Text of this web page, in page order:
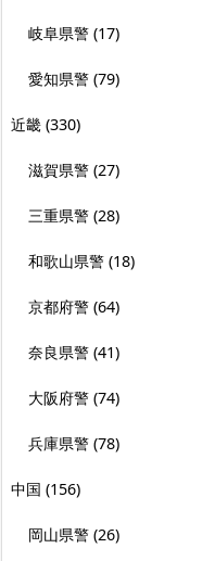
岐阜県警 (17)
愛知県警 (79)
近畿 (330)
滋賀県警 (27)
三重県警 (28)
和歌山県警 (18)
京都府警 (64)
奈良県警 (41)
大阪府警 (74)
兵庫県警 (78)
中国 (156)
岡山県警 (26)